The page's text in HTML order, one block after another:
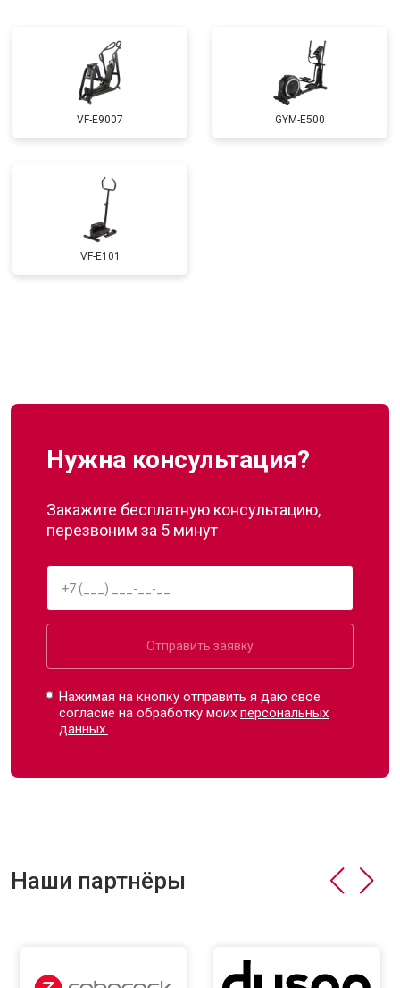
VF-E9007 GYM-E500
VF-E101
Нужна консультация?
Закажите бесплатную консультацию,
перезвоним за 5 минут
Отправить заявку
Нажимая на кнопку отправить я даю свое
согласие на обработку моихперсональных
данных.
Наши партнёры